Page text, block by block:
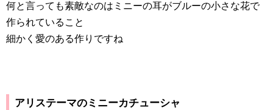
何と言っても素敵なのはミニーの耳がブルーの小さな花で
作られていること
細かく愛のある作りですね
アリステーマのミニーカチューシャ